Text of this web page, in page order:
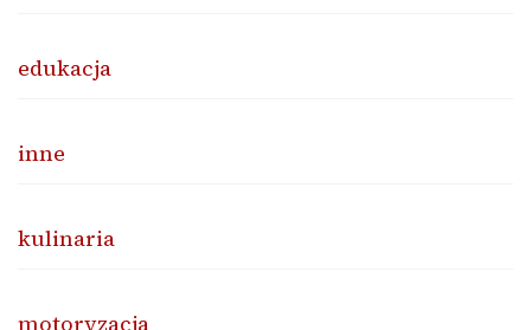
edukacja
inne
kulinaria
motoryzacja